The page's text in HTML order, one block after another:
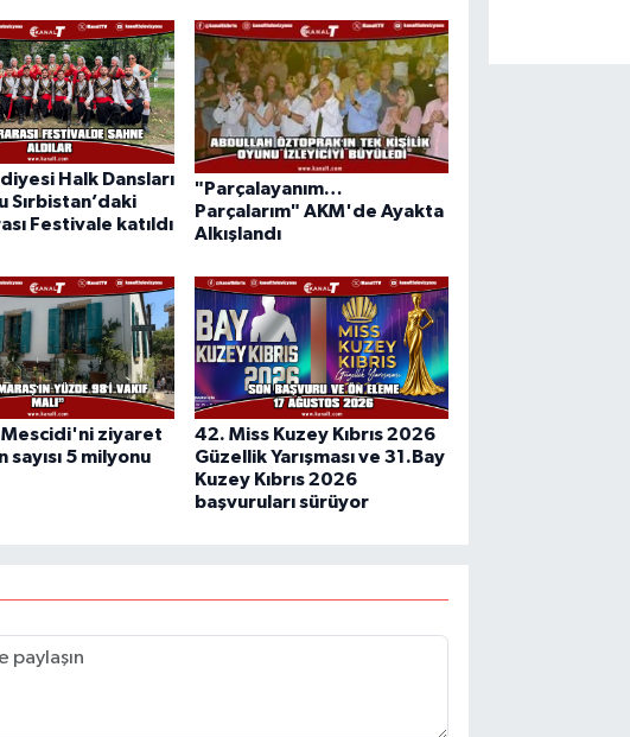
Halk Dansları
Sırbistan’daki
Festivale katıldı
"Parçalayanım…
Parçalarım" AKM'de Ayakta
Alkışlandı
Mescidi'ni ziyaret
5 milyonu
42. Miss Kuzey Kıbrıs 2026
Güzellik Yarışması ve 31.Bay
Kuzey Kıbrıs 2026
başvuruları sürüyor